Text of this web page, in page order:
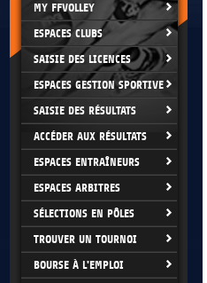
MY FFVOLLEY
ESPACES CLUBS
SAISIE DES LICENCES
ESPACES GESTION SPORTIVE
SAISIE DES RÉSULTATS
ACCÉDER AUX RÉSULTATS
ESPACES ENTRAÎNEURS
ESPACES ARBITRES
SÉLECTIONS EN PÔLES
TROUVER UN TOURNOI
BOURSE À L'EMPLOI